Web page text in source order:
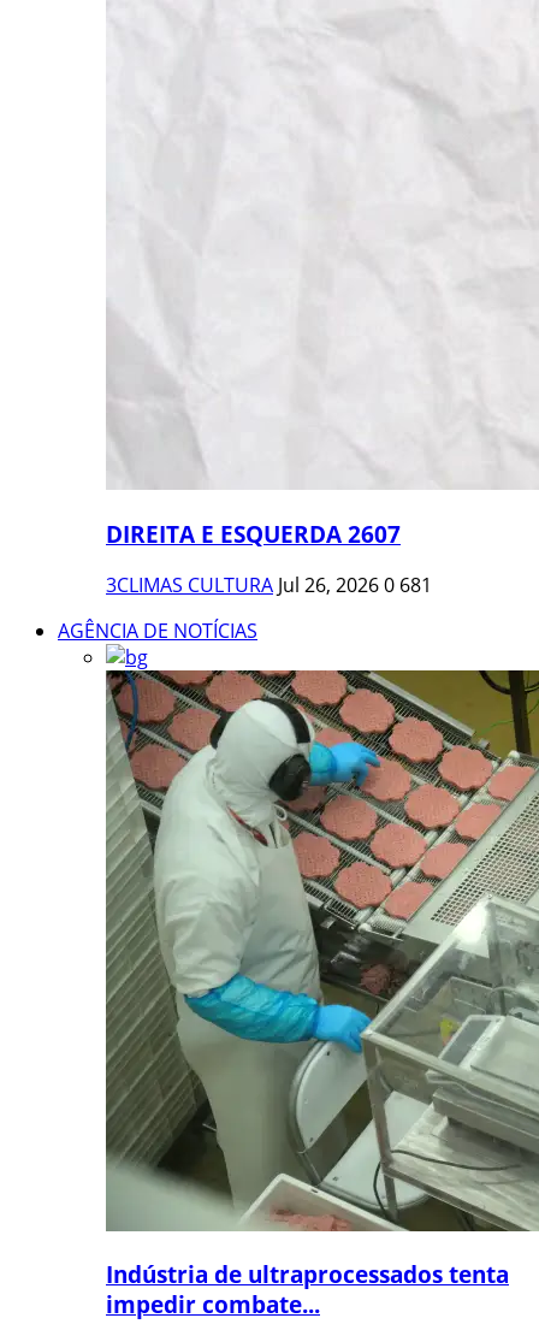
DIREITA E ESQUERDA 2607
3CLIMAS CULTURA Jul 26, 20260 681
AGÊNCIA DE NOTÍCIAS
Indústria de ultraprocessados tenta
impedir combate...